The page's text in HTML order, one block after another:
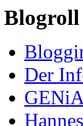
Blogroll
Der